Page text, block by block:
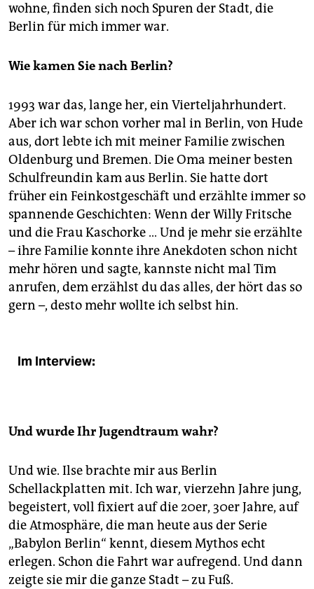
wohne, finden sich noch Spuren der Stadt, die
Berlin für mich immer war.
Wie kamen Sie nach Berlin?
1993 war das, lange her, ein Vierteljahrhundert.
Aber ich war schon vorher mal in Berlin, von Hude
aus, dort lebte ich mit meiner Familie zwischen
Oldenburg und Bremen. Die Oma meiner besten
Schulfreundin kam aus Berlin. Sie hatte dort
früher ein Feinkostgeschäft und erzählte immer so
spannende Geschichten: Wenn der Willy Fritsche
und die Frau Kaschorke … Und je mehr sie erzählte
– ihre Familie konnte ihre Anekdoten schon nicht
mehr hören und sagte, kannste nicht mal Tim
anrufen, dem erzählst du das alles, der hört das so
gern –, desto mehr wollte ich selbst hin.
Im Interview:
Und wurde Ihr Jugendtraum wahr?
Und wie. Ilse brachte mir aus Berlin
Schellackplatten mit. Ich war, vierzehn Jahre jung,
begeistert, voll fixiert auf die 20er, 30er Jahre, auf
die Atmosphäre, die man heute aus der Serie
„Babylon Berlin“ kennt, diesem Mythos echt
erlegen. Schon die Fahrt war aufregend. Und dann
zeigte sie mir die ganze Stadt – zu Fuß.